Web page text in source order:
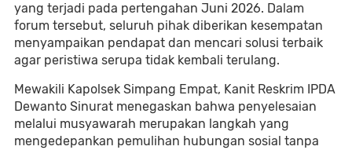
yang terjadi pada pertengahan Juni 2026. Dalam
forum tersebut, seluruh pihak diberikan kesempatan
menyampaikan pendapat dan mencari solusi terbaik
agar peristiwa serupa tidak kembali terulang.
Mewakili Kapolsek Simpang Empat, Kanit Reskrim IPDA
Dewanto Sinurat menegaskan bahwa penyelesaian
melalui musyawarah merupakan langkah yang
mengedepankan pemulihan hubungan sosial tanpa